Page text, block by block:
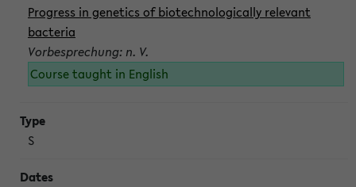
Progress in genetics of biotechnologically relevant
bacteria
Vorbesprechung: n. V.
Course taught in English
S